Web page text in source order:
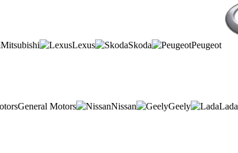
Mitsubishi Lexus Skoda Peugeot
General Motors Nissan Geely Lada